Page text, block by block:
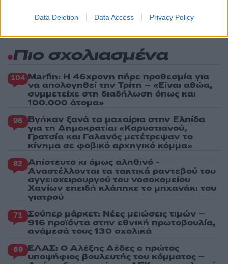
Data Deletion Data Access Privacy Policy
Ωδή στη γάτα: Το πλάσμα που δεν ανήκει
σε κανέναν, αλλά όλοι θέλουν δίπλα τους
Πιο σχολιασμένα
104 Marfin: Η 46χρονη πήρε προθεσμία για
να απολογηθεί την Τρίτη – «Είναι αθώα,
συμμετείχε στη διαδήλωση όπως και
100.000 άτομα»
96 Βγήκαν ξανά τα μαχαίρια στην Ελπίδα
για τη Δημοκρατία: «Καρυστιανού,
Γρατσία και Γαλανός μετέτρεψαν το
κίνημα σε φοβικό αρχηγικό κόμμα»
82 Απίστευτο κι όμως αληθινό -
Aναστέλλονται τα τακτικά ραντεβού του
αγγειοχειρουργού του νοσοκομείου
Χανίων επειδή κλάπηκε το μηχανάκι του
γιατρού
71 Σούπερ μάρκετ: Νέες μειώσεις τιμών –
916 προϊόντα στην εθνική πρωτοβουλία,
ανάμεσά τους 130 σχολικά
69 ΕΛΑΣ: Ο Αλέξης Δέδες ο πρώτος
υποψήφιος βουλευτής του κόμματος –